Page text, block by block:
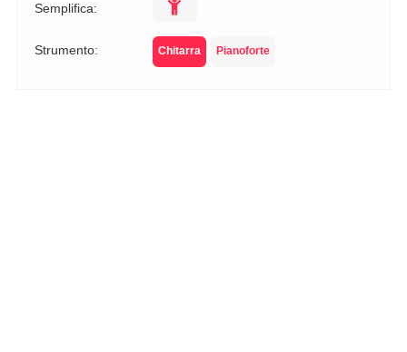
Semplifica:
Strumento: Chitarra Pianoforte